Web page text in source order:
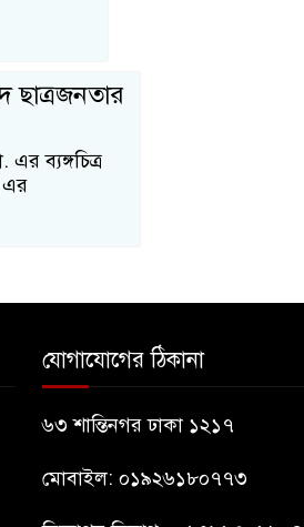
ছাত্রজনতার
ব্যঙ্গচিত্র
এর
যোগাযোগের ঠিকানা
৬৩ শান্তিনগর ঢাকা ১২১৭
মোবাইল: ০১৯২৬১৮০৭৭৩